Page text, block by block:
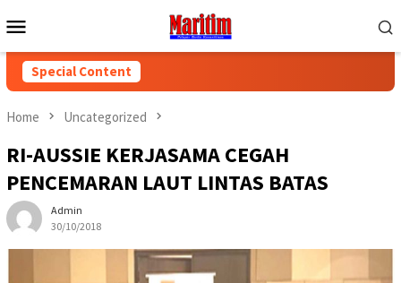
to
Menu
Special Content
Home Uncategorized
RI-AUSSIE KERJASAMA CEGAH
PENCEMARAN LAUT LINTAS BATAS
Admin
30/10/2018